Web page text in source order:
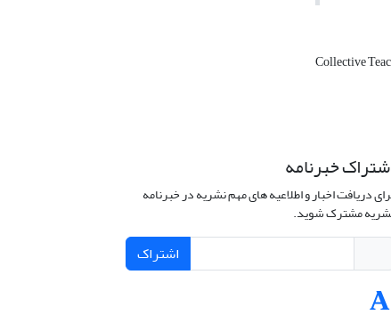
Collective
خبرنامه
دریافت اخبار و اطلاعیه های مهم نشریه در خبرنامه
مشترک شوید.
اشتراک